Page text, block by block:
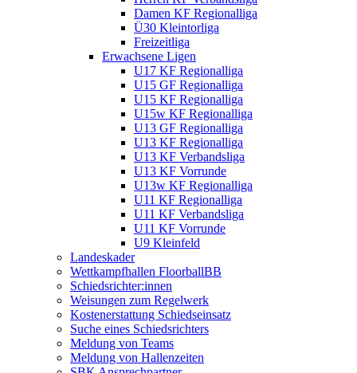
Damen KF Regionalliga
Ü30 Kleintorliga
Freizeitliga
Erwachsene Ligen
U17 KF Regionalliga
U15 GF Regionalliga
U15 KF Regionalliga
U15w KF Regionalliga
U13 GF Regionalliga
U13 KF Regionalliga
U13 KF Verbandsliga
U13 KF Vorrunde
U13w KF Regionalliga
U11 KF Regionalliga
U11 KF Verbandsliga
U11 KF Vorrunde
U9 Kleinfeld
Landeskader
Wettkampfhallen FloorballBB
Schiedsrichter:innen
Weisungen zum Regelwerk
Kostenerstattung Schiedseinsatz
Suche eines Schiedsrichters
Meldung von Teams
Meldung von Hallenzeiten